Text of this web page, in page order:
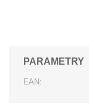
PARAMETRY
EAN: